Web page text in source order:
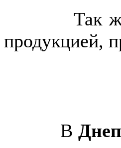
Так же Вы
продукцией,
В